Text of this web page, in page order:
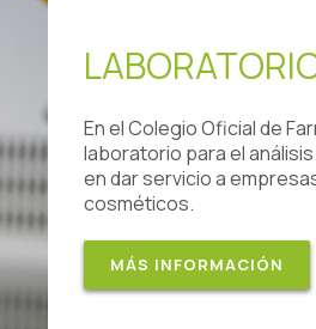
En el Colegio Oficial de
laboratorio para el
en dar servicio a
cosméticos.
MÁS INFORMACIÓN